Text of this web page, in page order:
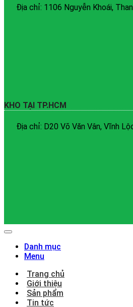
Địa chỉ: 1106 Nguyễn Khoái,
KHO TẠI TP.HCM
Địa chỉ: D20 Võ Văn Vân, Vĩnh
Danh mục
Menu
Trang chủ
Giới thiệu
Sản phẩm
Tin tức